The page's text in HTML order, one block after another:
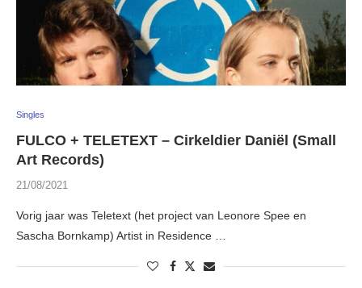
Singles
FULCO + TELETEXT – Cirkeldier Daniël (Small
Art Records)
21/08/2021
Vorig jaar was Teletext (het project van Leonore Spee en
Sascha Bornkamp) Artist in Residence …